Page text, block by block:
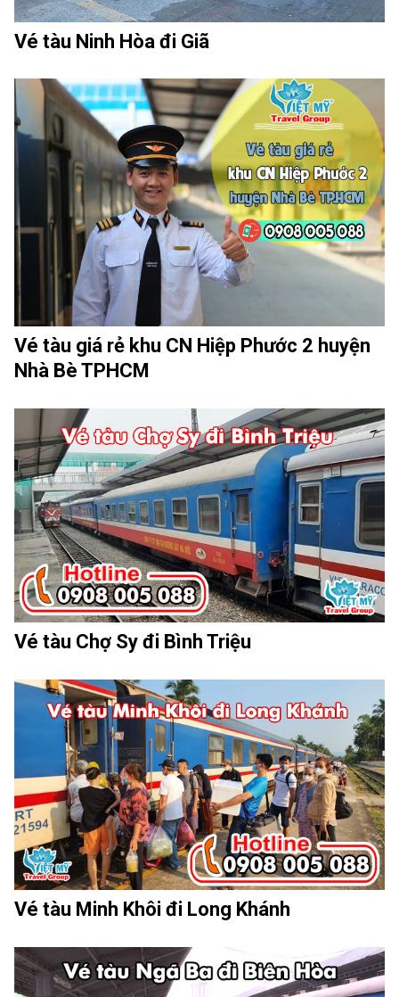
Vé tàu Ninh Hòa đi Giã
Vé tàu giá rẻ khu CN Hiệp Phước 2 huyện
Nhà Bè TPHCM
Vé tàu Chợ Sy đi Bình Triệu
Vé tàu Minh Khôi đi Long Khánh